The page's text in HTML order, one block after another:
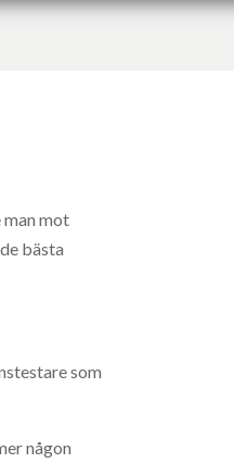
mot
bästa
som
någon